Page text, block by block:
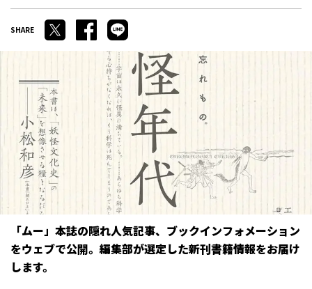
「ムー」本誌の隠れ人気記事、ブックインフォメーション
をウェブで公開。編集部が選定した新刊書籍情報をお届け
します。